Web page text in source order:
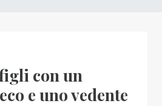
con un
e uno vedente